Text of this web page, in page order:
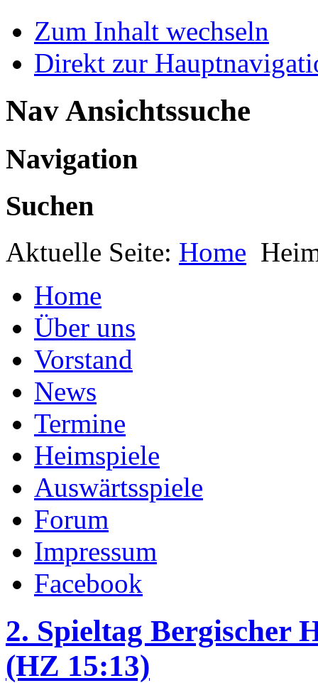
Zum Inhalt wechseln
Direkt zur
Nav Ansichtssuche
Navigation
Suchen
Aktuelle Seite: Home
Home
Über uns
Vorstand
News
Termine
Heimspiele
Auswärtsspiele
Forum
Impressum
Facebook
2. Spieltag Bergischer
(HZ 15:13)